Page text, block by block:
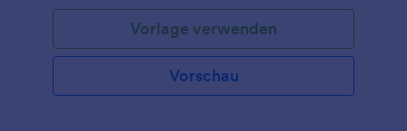
Vorlage verwenden
Vorschau